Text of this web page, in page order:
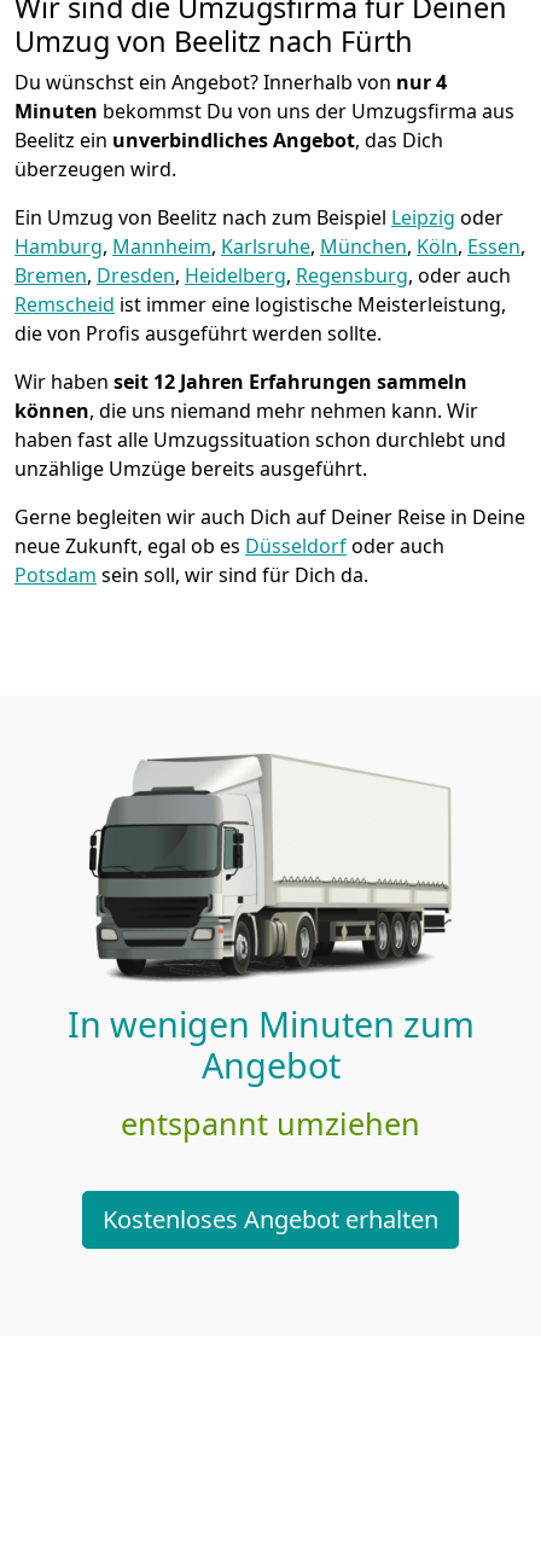
Umzug von Beelitz nach Fürth
Du wünschst ein Angebot? Innerhalb von nur 4
Minuten bekommst Du von uns der Umzugsfirma aus
Beelitz ein unverbindliches Angebot, das Dich
überzeugen wird.
Ein Umzug von Beelitz nach zum Beispiel Leipzig oder
Hamburg, Mannheim, Karlsruhe, München, Köln, Essen,
Bremen, Dresden, Heidelberg, Regensburg, oder auch
Remscheid ist immer eine logistische Meisterleistung,
die von Profis ausgeführt werden sollte.
Wir haben seit 12 Jahren Erfahrungen sammeln
können, die uns niemand mehr nehmen kann. Wir
haben fast alle Umzugssituation schon durchlebt und
unzählige Umzüge bereits ausgeführt.
Gerne begleiten wir auch Dich auf Deiner Reise in Deine
neue Zukunft, egal ob es Düsseldorfoder auch
Potsdam sein soll, wir sind für Dich da.
In wenigen Minuten zum
Angebot
entspannt umziehen
Kostenloses Angebot erhalten